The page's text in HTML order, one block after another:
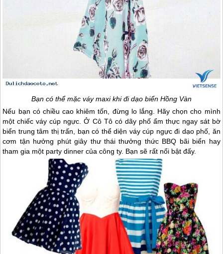
Bạn có thể mặc váy maxi khi đi dạo biển Hồng Vàn
Nếu bạn có chiều cao khiêm tốn, đừng lo lắng. Hãy chọn cho mình
một chiếc váy cúp ngực. Ở Cô Tôcó dãy phố ẩm thực ngay sát bờ
biển trung tâm thị trấn, bạn có thể diện váy cúp ngực đi dạo phố, ăn
cơm tận hưởng phút giây thư thái thưởng thức BBQ bãi biển hay
tham gia một party dinner của công ty. Bạn sẽ rất nổi bật đấy.